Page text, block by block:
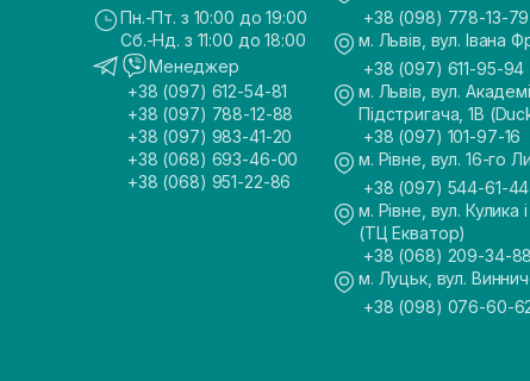
Пн.-Пт. з 10:00 до 19:00
Сб.-Нд. з 11:00 до 18:00
Менеджер
+38 (097) 612-54-81
+38 (097) 788-12-88
+38 (097) 983-41-20
+38 (068) 693-46-00
+38 (068) 951-22-86
+38 (098) 778-13-79
м. Львів, вул. Івана
+38 (097) 611-95-94
м. Львів, вул.
Підстригача, 1В
+38 (097) 101-97-16
м. Рівне, вул. 16-го
+38 (097) 544-61-44
м. Рівне, вул. Кулика
(ТЦ Екватор)
+38 (068) 209-34-88
м. Луцьк, вул.
+38 (098) 076-60-